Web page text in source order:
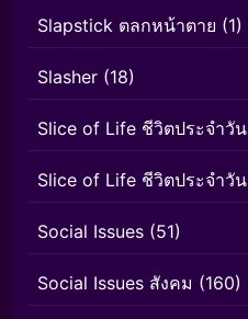
Slapstick ตลกหน้าตาย (1)
Slasher (18)
Slice of Life ชีวิตประจำวัน
Slice of Life ชีวิตประจำวัน
Social Issues (51)
Social Issues สังคม (160)